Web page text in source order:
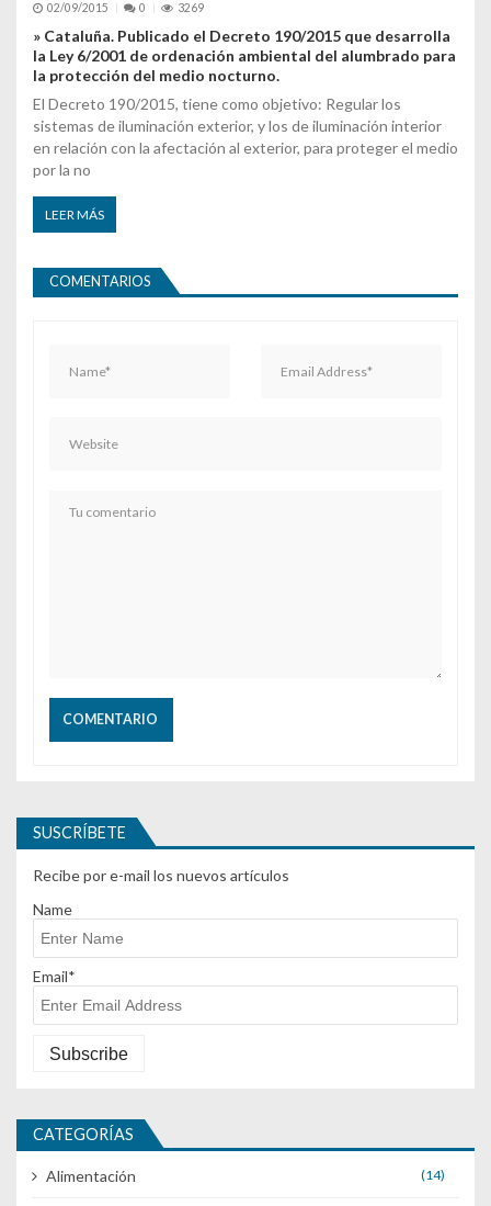
02/09/2015 0 3269
» Cataluña. Publicado el Decreto 190/2015 que desarrolla
la Ley 6/2001 de ordenación ambiental del alumbrado para
la protección del medio nocturno.
El Decreto 190/2015, tiene como objetivo: Regular los
sistemas de iluminación exterior, y los de iluminación interior
en relación con la afectación al exterior, para proteger el medio
por la no
LEER MÁS
COMENTARIOS
SUSCRÍBETE
Recibe por e-mail los nuevos artículos
Name
Email*
CATEGORÍAS
Alimentación (14)